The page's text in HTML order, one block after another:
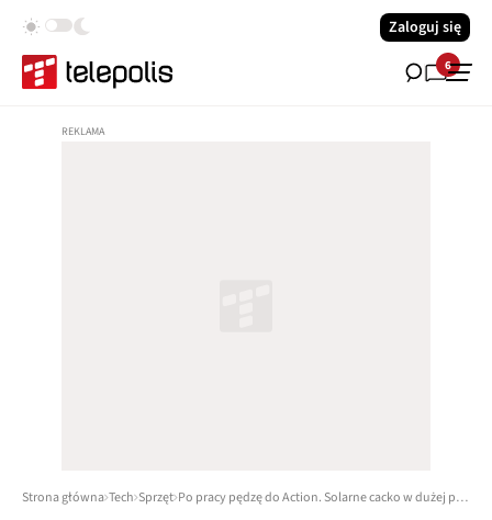
Zaloguj się
6
Strona główna Tech Sprzęt Po pracy pędzę do Action. Solarne cacko w dużej przecenie